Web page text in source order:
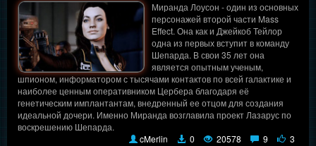
Миранда Лоусон - один из основных
персонажей второй части Mass
Effect. Она как и Джейкоб Тейлор
одна из первых вступит в команду
Шепарда. В свои 35 лет она
является опытным ученым,
шпионом, информатором с тысячами контактов по всей галактике и
наиболее ценным оперативником Цербера благодаря её
генетическим имплантантам, внедренный ее отцом для создания
идеальной дочери. Именно Миранда возглавила проект Лазарус по
воскрешению Шепарда.
cMerlin
0 20578 9 3